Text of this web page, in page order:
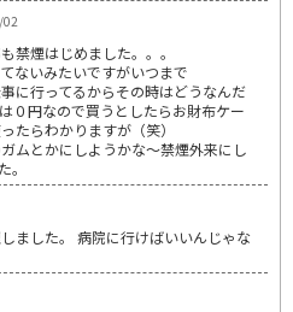
禁煙はじめました。。。
ないみたいですがいつまで
に行ってるからその時はどうなんだ
０円なので買うとしたらお財布ケー
たらわかりますが（笑）
ムとかにしようかな～禁煙外来にし
。
ました。 病院に行けばいいんじゃな